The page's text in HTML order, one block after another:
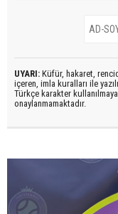
UYARI: Küfür, hakaret,
içeren, imla kuralları ile
Türkçe karakter
onaylanmamaktadır.